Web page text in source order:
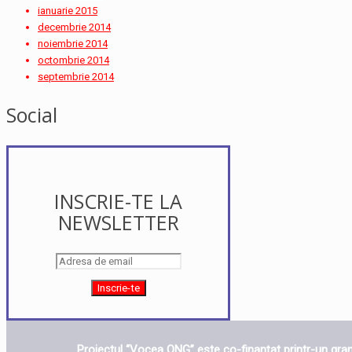
ianuarie 2015
decembrie 2014
noiembrie 2014
octombrie 2014
septembrie 2014
Social
INSCRIE-TE LA
NEWSLETTER